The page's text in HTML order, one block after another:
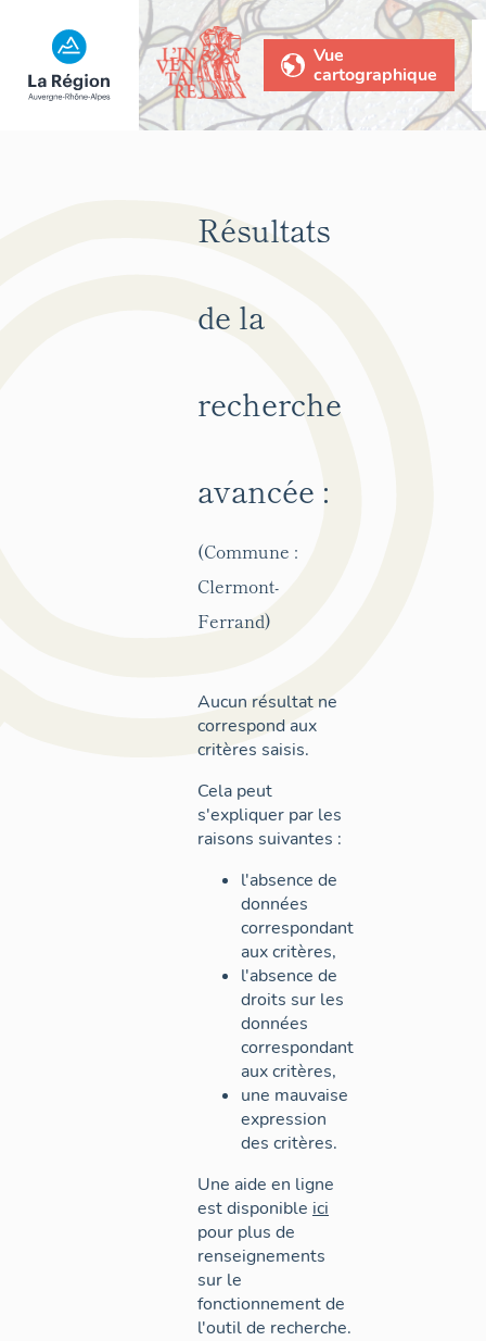
Vue
cartographique
Résultats
de la
recherche
avancée :
(Commune :
Clermont-
Ferrand)
Aucun résultat ne
correspond aux
critères saisis.
Cela peut
s'expliquer par les
raisons suivantes :
l'absence de
données
correspondant
aux critères,
l'absence de
droits sur les
données
correspondant
aux critères,
une mauvaise
expression
des critères.
Une aide en ligne
est disponible ici
pour plus de
renseignements
sur le
fonctionnement de
l'outil de recherche.